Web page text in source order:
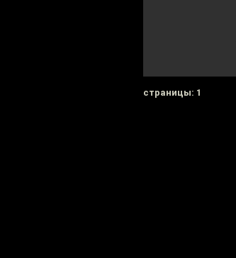
cтраницы: 1